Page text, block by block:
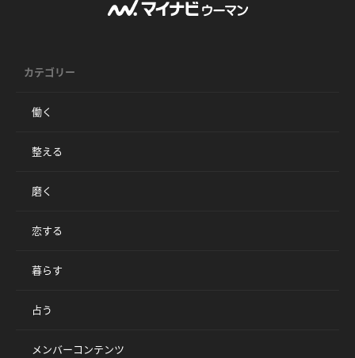
カテゴリー
働く
整える
磨く
恋する
暮らす
占う
メンバーコンテンツ